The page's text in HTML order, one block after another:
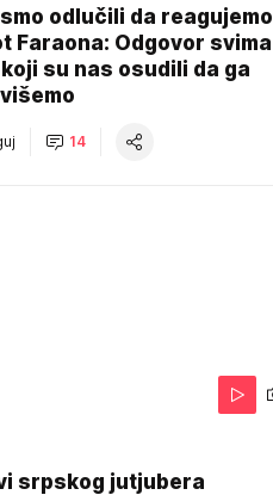
odlučili da reagujemo
Faraona: Odgovor svima
su nas osudili da ga
14
srpskog jutjubera